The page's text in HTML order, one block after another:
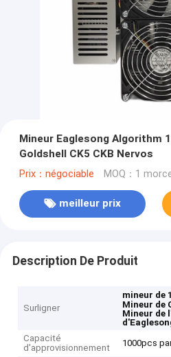
Mineur Eaglesong Algorithm
Goldshell CK5 CKB Nervos
Prix：négociable MOQ：1
meilleur prix
Description De Produit
Surligner
mineur de
Mineur de
Mineur de
Capacité
d'approvisionnement
1000pcs